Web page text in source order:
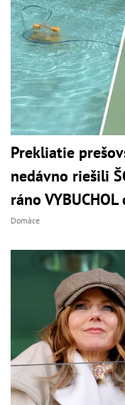
Prekliatie
nedávno riešili
ráno
Domáce